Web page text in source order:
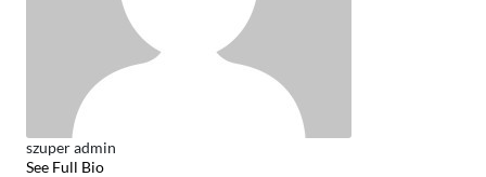
szuper admin
See Full Bio